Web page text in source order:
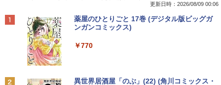
CF-SV9 日本語キーボード
￥4,620
品・本体のみ・充電コード あり】2023モ
FHD ポータブルモニター IPS液晶パネル
h/PS3/PS4/PS5/Xbox One/PC/スマホ/U
SBType-C/標準HDMI対応【選べる種
￥18,260
Anker Soundcore P42i (Bluetooth 6.1)【完
全ワイヤレスイヤホン/ウルトラノイズキャン
間再生 / コンパクト形状/持ち運びに便利 / IP5
￥9,990
BRUCE WAYNE feat. Flo Milli, ATL Jacob
[Explicit]
￥250
BRUCE WAYNE feat. Flo Milli, ATL Jacob
by Amazon 天然水 ラベルレス 500ml ×24本
富士山の天然水 バナジウム含有 水 ミネラル
ットル (Smart Basic)
更新日時：2026/08/09 00:06
薬屋のひとりごと 17巻 (デジタル版ビッグガ
ンガンコミックス)
￥770
異世界居酒屋「のぶ」(22) (角川コミックス・